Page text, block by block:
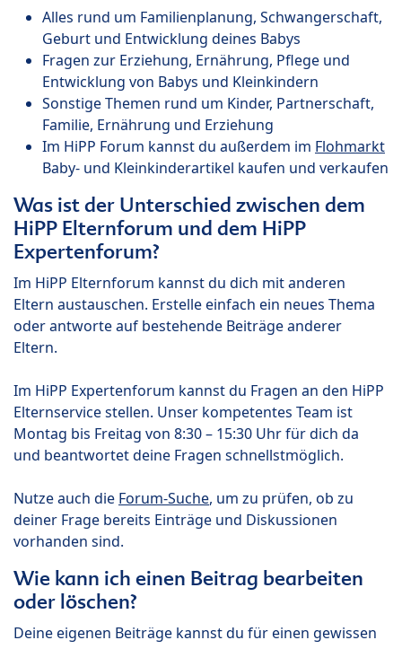
Alles rund um Familienplanung, Schwangerschaft,
Geburt und Entwicklung deines Babys
Fragen zur Erziehung, Ernährung, Pflege und
Entwicklung von Babys und Kleinkindern
Sonstige Themen rund um Kinder, Partnerschaft,
Familie, Ernährung und Erziehung
Im HiPP Forum kannst du außerdem im Flohmarkt
Baby- und Kleinkinderartikel kaufen und verkaufen
Was ist der Unterschied zwischen dem
HiPP Elternforum und dem HiPP
Expertenforum?
Im HiPP Elternforum kannst du dich mit anderen
Eltern austauschen. Erstelle einfach ein neues Thema
oder antworte auf bestehende Beiträge anderer
Eltern.
Im HiPP Expertenforum kannst du Fragen an den HiPP
Elternservice stellen. Unser kompetentes Team ist
Montag bis Freitag von 8:30 – 15:30 Uhr für dich da
und beantwortet deine Fragen schnellstmöglich.
Nutze auch die Forum-Suche, um zu prüfen, ob zu
deiner Frage bereits Einträge und Diskussionen
vorhanden sind.
Wie kann ich einen Beitrag bearbeiten
oder löschen?
Deine eigenen Beiträge kannst du für einen gewissen